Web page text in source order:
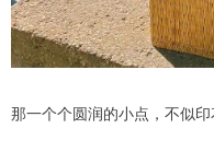
那一个个圆润的小点，不似印